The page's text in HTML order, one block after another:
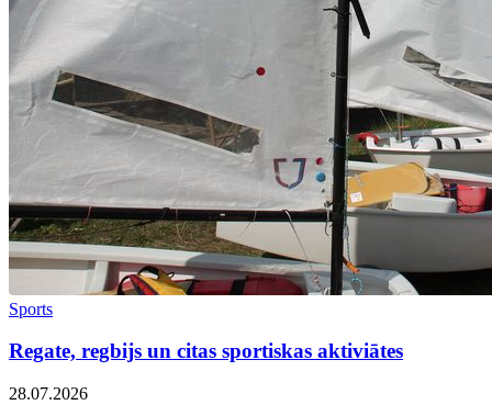
Sports
Regate, regbijs un citas sportiskas aktiviātes
28.07.2026